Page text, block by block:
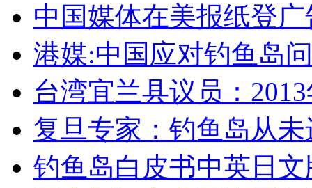
外交部：反对强权政治霸凌主义
外交部：有关国家言论片面不公正
安徽一实载49人客车翻车
中国媒体在美报纸登
港媒:中国应对钓鱼岛
台湾宜兰县议员：
复旦专家：钓鱼岛从
钓鱼岛白皮书中英日